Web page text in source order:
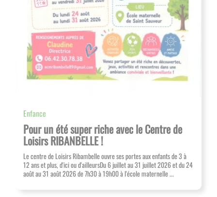
Enfance
Pour un été super riche avec le Centre de
Loisirs RIBANBELLE !
Le centre de Loisirs Ribambelle ouvre ses portes aux enfants de 3 à
12 ans et plus, d'ici ou d'ailleursDu 6 juillet au 31 juillet 2026 et du 24
août au 31 août 2026 de 7h30 à 19h00 à l'école maternelle ...